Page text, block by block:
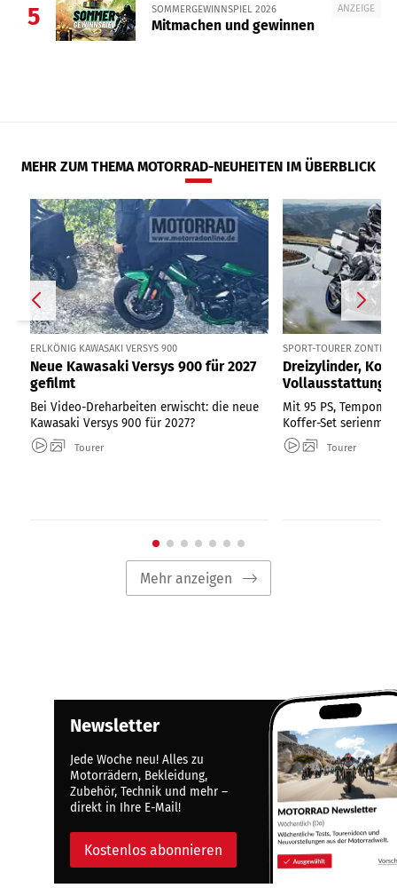
5 ANZEIGE
SOMMERGEWINNSPIEL 2026
Mitmachen und gewinnen
MEHR ZUM THEMA MOTORRAD-NEUHEITEN IM ÜBERBLICK
ERLKÖNIG KAWASAKI VERSYS 900
Neue Kawasaki Versys 900 für 2027
gefilmt
Bei Video-Dreharbeiten erwischt: die neue
Kawasaki Versys 900 für 2027?
Tourer
SPORT-TOURER ZONTES
Dreizylinder,
Vollausstattung
Mit 95 PS,
Koffer-Set
Tourer
Mehr anzeigen
Newsletter
Jede Woche neu! Alles zu
Motorrädern, Bekleidung,
Zubehör, Technik und mehr –
direkt in Ihre E-Mail!
Kostenlos abonnieren